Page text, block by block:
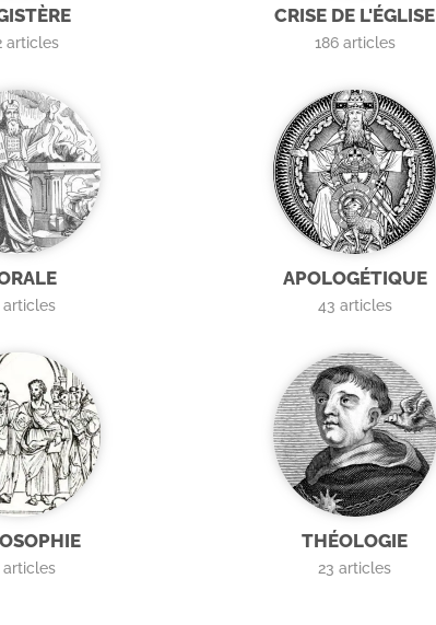
articles
CRISE DE L'ÉGLISE
186articles
articles
APOLOGÉTIQUE
43 articles
articles
THÉOLOGIE
23 articles